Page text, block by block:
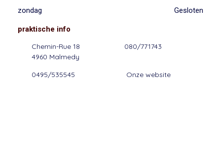
zondag Gesloten
praktische info
Chemin-Rue 18
4960 Malmedy
080/771743
0495/535545 Onze website